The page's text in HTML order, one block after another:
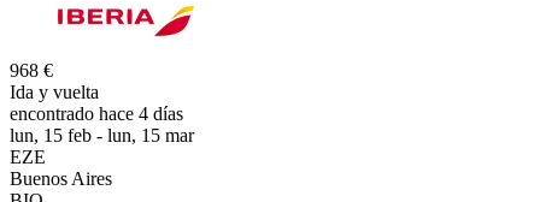
968 €
Ida y vuelta
encontrado hace 4 días
lun, 15 feb - lun, 15 mar
EZE
Buenos Aires